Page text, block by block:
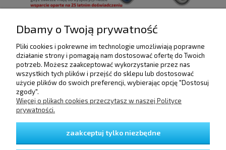
POMOC
DOSTAWA I PŁATNOŚCI
Dbamy o Twoją prywatność
Pliki cookies i pokrewne im technologie umożliwiają poprawne
działanie strony i pomagają nam dostosować ofertę do Twoich
potrzeb. Możesz zaakceptować wykorzystanie przez nas
wszystkich tych plików i przejść do sklepu lub dostosować
użycie plików do swoich preferencji, wybierając opcję "Dostosuj
zgody".
Więcej o plikach cookies przeczytasz w naszej Polityce
prywatności.
zaakceptuj tylko niezbędne